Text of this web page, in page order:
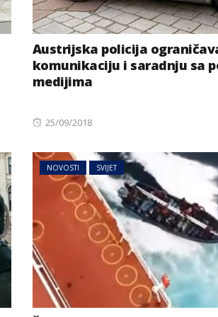
Austrijska policija
komunikaciju i saradnju sa
medijima
Posted
25/09/2018
NOVOSTI SVIJET